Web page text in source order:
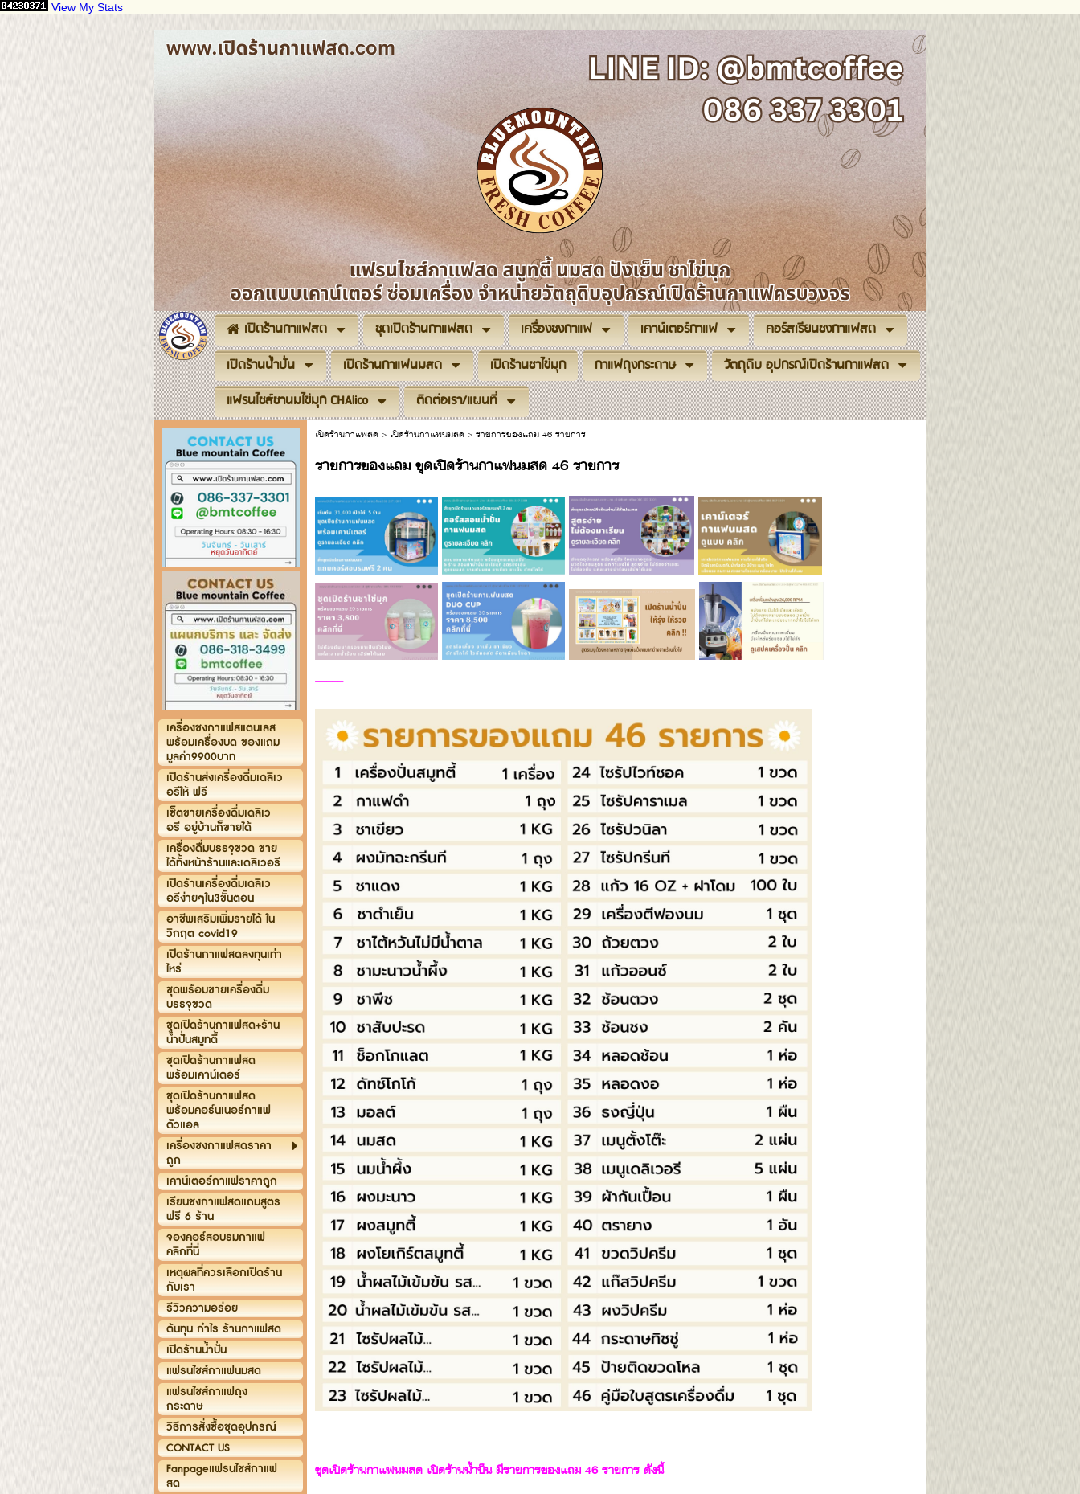
View My Stats
เปิดร้านกาแฟสด ชุดเปิดร้านกาแฟสด เครื่องชงกาแฟ เคาน์เตอร์กาแฟ
คอร์สเรียนชงกาแฟสด
เปิดร้านน้ำปั่น
เปิดร้านกาแฟนมสด เปิดร้านชาไข่มุก กาแฟถุงกระดาษ
วัตถุดิบ อุปกรณ์เปิดร้านกาแฟสด
แฟรนไชส์ชานมไข่มุก CHAlico
ติดต่อเรา/แผนที่
เครื่องชงกาแฟสแตนเลส
พร้อมเครื่องบด ของแถม
มูลค่า9900บาท
เปิดร้านส่งเครื่องดื่มเดลิเว
อรีให้ ฟรี
เซ็ตขายเครื่องดื่มเดลิเว
อรี อยู่บ้านก็ขายได้
เครื่องดื่มบรรจุขวด ขาย
ได้ทั้งหน้าร้านและเดลิเวอรี
เปิดร้านเครื่องดื่มเดลิเว
อรีง่ายๆใน3ขั้นตอน
อาชีพเสริมเพิ่มรายได้ ใน
วิกฤต covid19
เปิดร้านกาแฟสดลงทุนเท่า
ไหร่
ชุดพร้อมขายเครื่องดื่ม
บรรจุขวด
ชุดเปิดร้านกาแฟสด+ร้าน
น้ำปั่นสมูทตี้
ชุดเปิดร้านกาแฟสด
พร้อมเคาน์เตอร์
ชุดเปิดร้านกาแฟสด
พร้อมคอร์นเนอร์กาแฟ
ตัวแอล
เครื่องชงกาแฟสดราคา
ถูก
เคาน์เตอร์กาแฟราคาถูก
เรียนชงกาแฟสดแถมสูตร
ฟรี 6 ร้าน
จองคอร์สอบรมกาแฟ
คลิกที่นี่
เหตุผลที่ควรเลือกเปิดร้าน
กับเรา
รีวิวความอร่อย
ต้นทุน กำไร ร้านกาแฟสด
เปิดร้านน้ำปั่น
แฟรนไชส์กาแฟนมสด
แฟรนไชส์กาแฟถุง
กระดาษ
วิธีการสั่งซื้อชุดอุปกรณ์
CONTACT US
Fanpageแฟรนไชส์กาแฟ
สด
เปิดร้านกาแฟสด > เปิดร้านกาแฟนมสด > รายการของแถม 46 รายการ
รายการของแถม ขุดเปิดร้านกาแฟนมสด 46 รายการ
_____
ชุดเปิดร้านกาแฟนมสด เปิดร้านน้ำปั่น มีรายการของแถม 46 รายการ ดังนี้